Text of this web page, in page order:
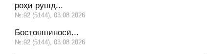
роҳи рушд...
№:92 (5144), 03.08.2026
Бостоншиносӣ...
№:92 (5144), 03.08.2026